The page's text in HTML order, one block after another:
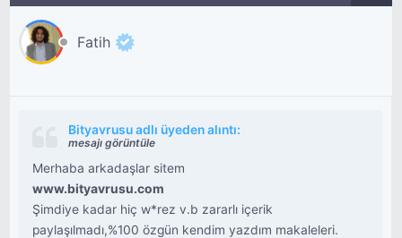
Fatih
Bityavrusu adlı üyeden alıntı:
mesajı görüntüle
Merhaba arkadaşlar sitem
www.bityavrusu.com
Şimdiye kadar hiç w*rez v.b zararlı içerik
paylaşılmadı,%100 özgün kendim yazdım makaleleri.